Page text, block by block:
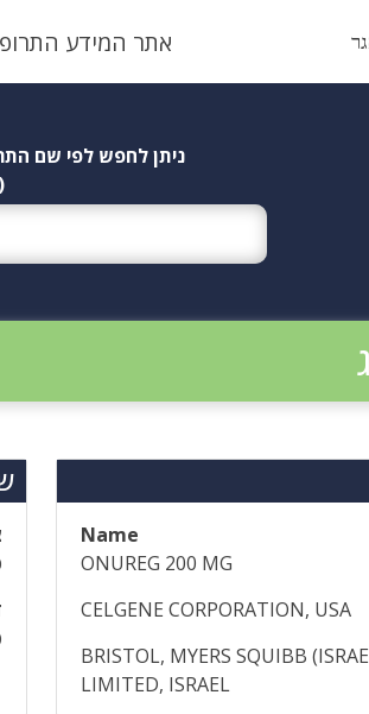
אתר המידע
ניתן לחפש לפי שם
Name
ONUREG 200 MG
CELGENE CORPORATION, USA
BRISTOL, MYERS SQUIBB
LIMITED, ISRAEL